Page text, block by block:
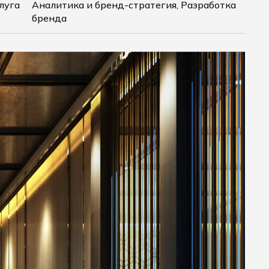
Аналитика и бренд-стратегия, Разработка
бренда